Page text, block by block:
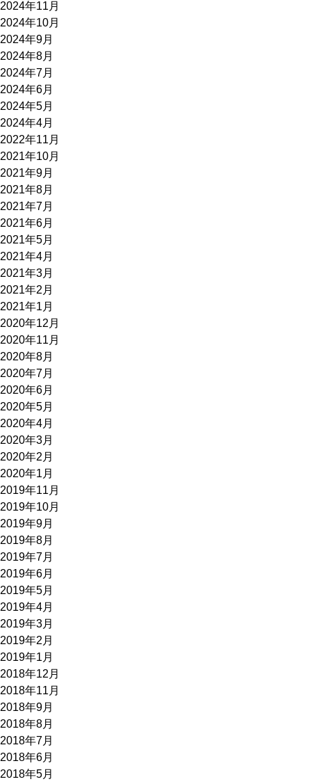
2024年11月
2024年10月
2024年9月
2024年8月
2024年7月
2024年6月
2024年5月
2024年4月
2022年11月
2021年10月
2021年9月
2021年8月
2021年7月
2021年6月
2021年5月
2021年4月
2021年3月
2021年2月
2021年1月
2020年12月
2020年11月
2020年8月
2020年7月
2020年6月
2020年5月
2020年4月
2020年3月
2020年2月
2020年1月
2019年11月
2019年10月
2019年9月
2019年8月
2019年7月
2019年6月
2019年5月
2019年4月
2019年3月
2019年2月
2019年1月
2018年12月
2018年11月
2018年9月
2018年8月
2018年7月
2018年6月
2018年5月